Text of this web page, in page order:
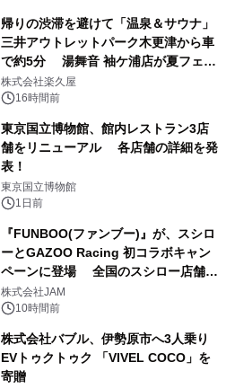
帰りの渋滞を避けて「温泉＆サウナ」
三井アウトレットパーク木更津から車
で約5分 湯舞音 袖ケ浦店が夏フェア
メニューを提供
株式会社楽久屋
16時間前
東京国立博物館、館内レストラン3店
舗をリニューアル 各店舗の詳細を発
表！
東京国立博物館
1日前
『FUNBOO(ファンブー)』が、スシロ
ーとGAZOO Racing 初コラボキャン
ペーンに登場 全国のスシロー店舗で
GR 4車種の FUNBOO(ミニカー)付き
メニューが展開されます
株式会社JAM
10時間前
株式会社バブル、伊勢原市へ3人乗り
EVトゥクトゥク 「VIVEL COCO」を
寄贈